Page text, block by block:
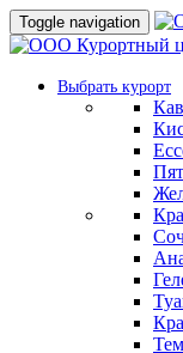
Toggle navigation
Выбрать курорт